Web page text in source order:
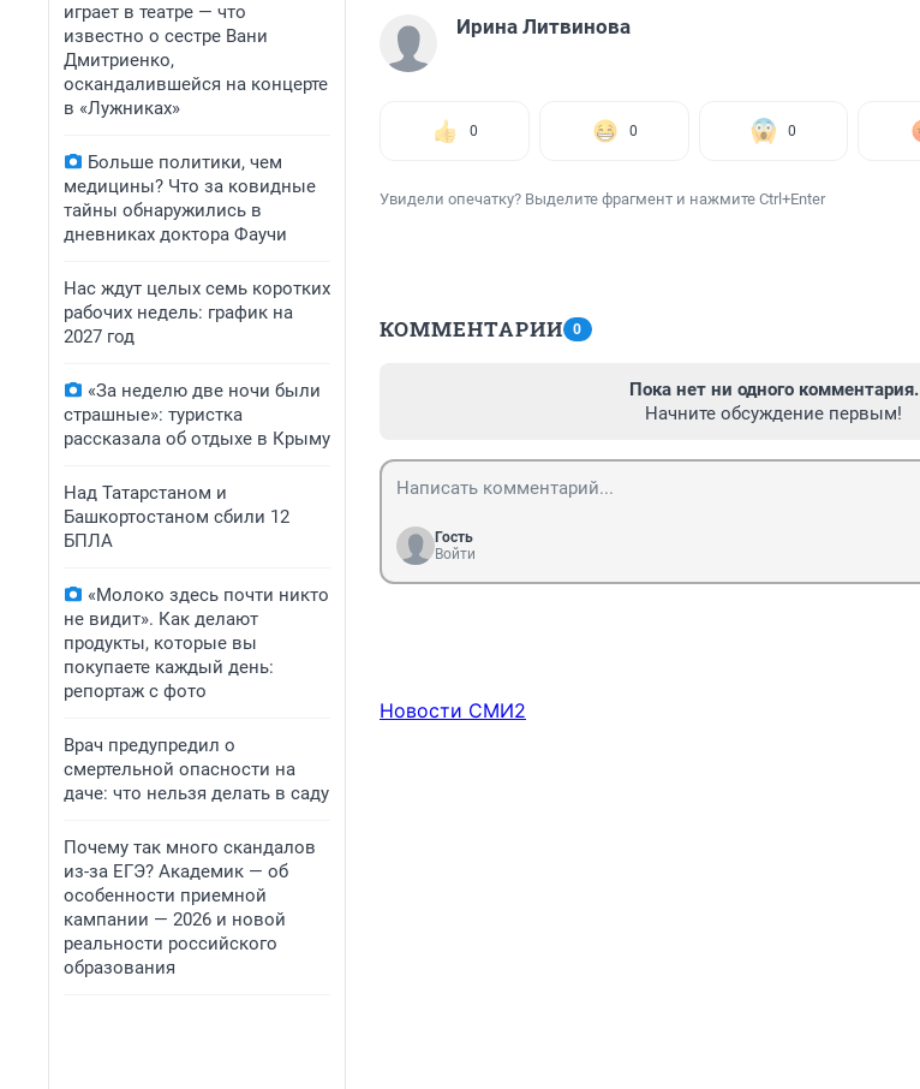
играет в театре — что
известно о сестре Вани
Дмитриенко,
оскандалившейся на концерте
в «Лужниках»
Больше политики, чем
медицины? Что за ковидные
тайны обнаружились в
дневниках доктора Фаучи
Нас ждут целых семь коротких
рабочих недель: график на
2027 год
«За неделю две ночи были
страшные»: туристка
рассказала об отдыхе в Крыму
Над Татарстаном и
Башкортостаном сбили 12
БПЛА
«Молоко здесь почти никто
не видит». Как делают
продукты, которые вы
покупаете каждый день:
репортаж с фото
Врач предупредил о
смертельной опасности на
даче: что нельзя делать в саду
Почему так много скандалов
из-за ЕГЭ? Академик — об
особенности приемной
кампании — 2026 и новой
реальности российского
образования
Ирина Литвинова
0 0 0
Увидели опечатку? Выделите фрагмент и нажмите Ctrl+Enter
КОММЕНТАРИИ 0
Пока нет ни одного комментария.
Начните обсуждение первым!
Гость
Войти
Новости СМИ2